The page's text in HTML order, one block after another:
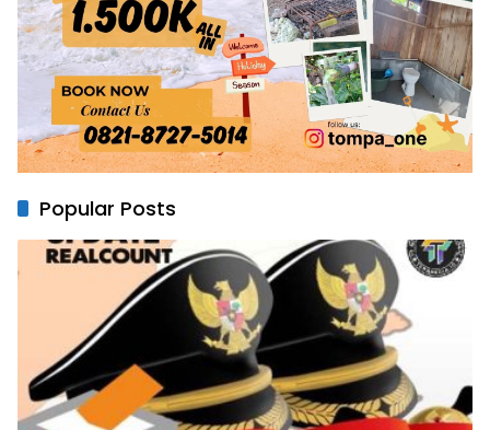
Popular Posts